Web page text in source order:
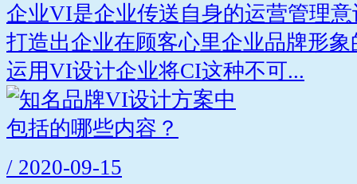
企业VI是企业传送自身的运营管理
打造出企业在顾客心里企业品牌形
运用VI设计企业将CI这种不可...
/ 2020-09-15